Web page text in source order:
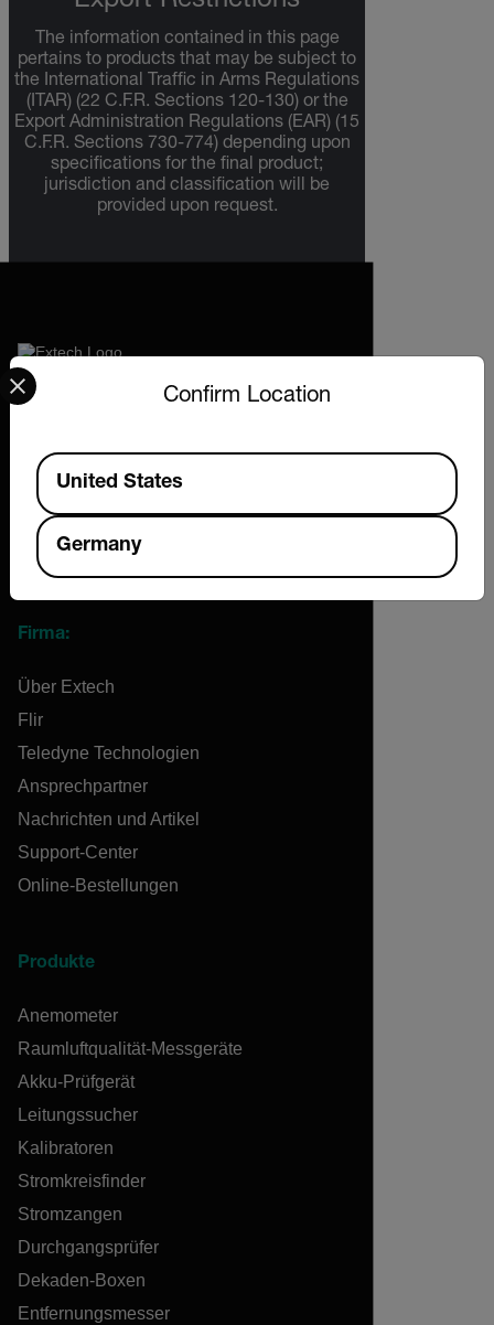
The information contained in this page
pertains to products that may be subject to
the International Traffic in Arms Regulations
(ITAR) (22 C.F.R. Sections 120-130) or the
Export Administration Regulations (EAR) (15
C.F.R. Sections 730-774) depending upon
specifications for the final product;
jurisdiction and classification will be
provided upon request.
2026 © Extech All rights reserved.
Firma:
Über Extech
Flir
Teledyne Technologien
Ansprechpartner
Nachrichten und Artikel
Support-Center
Online-Bestellungen
Produkte
Anemometer
Raumluftqualität-Messgeräte
Akku-Prüfgerät
Leitungssucher
Kalibratoren
Stromkreisfinder
Stromzangen
Durchgangsprüfer
Dekaden-Boxen
Entfernungsmesser
Confirm Location
Select your preferred country and language from the
Available Locations
United States
Germany